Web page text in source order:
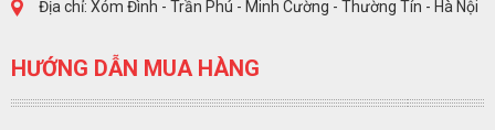
Địa chỉ: Xóm Đình - Trần Phú - Minh Cường - Thường Tín - Hà Nội
HƯỚNG DẪN MUA HÀNG